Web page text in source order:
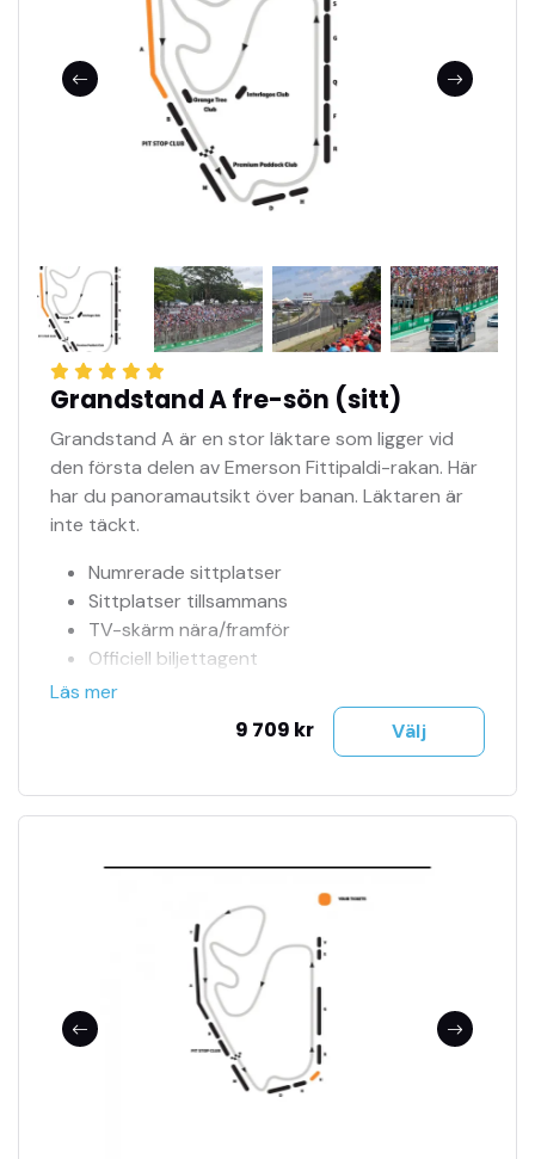
Grandstand A fre-sön (sitt)
Grandstand A är en stor läktare som ligger vid
den första delen av Emerson Fittipaldi-rakan. Här
har du panoramautsikt över banan. Läktaren är
inte täckt.
Numrerade sittplatser
Sittplatser tillsammans
TV-skärm nära/framför
Officiell biljettagent
Tillgång till jour 24h
Se fler bilder i bildspel
Biljetter mejlas till dig
Läs mer
9 709 kr Välj